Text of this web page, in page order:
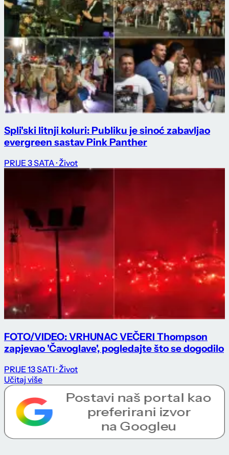
Spli'ski litnji koluri: Publiku je sinoć zabavljao
evergreen sastav Pink Panther
PRIJE 3 SATA · Život
FOTO/VIDEO: VRHUNAC VEČERI Thompson
zapjevao 'Čavoglave', pogledajte što se dogodilo
PRIJE 13 SATI · Život
Učitaj više